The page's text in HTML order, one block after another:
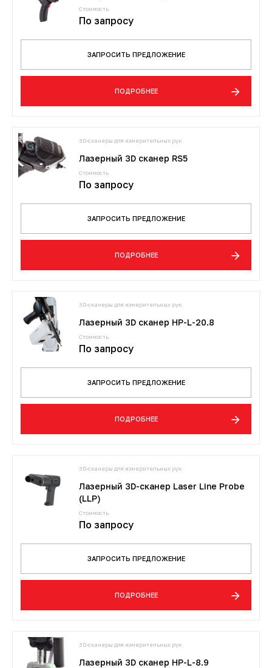
Стоимость
По запросу
ЗАПРОСИТЬ ПРЕДЛОЖЕНИЕ
ПОДРОБНЕЕ
3D-сканеры для измерительных рук
Лазерный 3D сканер RS5
Стоимость
По запросу
ЗАПРОСИТЬ ПРЕДЛОЖЕНИЕ
ПОДРОБНЕЕ
3D-сканеры для измерительных рук
Лазерный 3D сканер HP-L-20.8
Стоимость
По запросу
ЗАПРОСИТЬ ПРЕДЛОЖЕНИЕ
ПОДРОБНЕЕ
3D-сканеры для измерительных рук
Лазерный 3D-сканер Laser Line Probe
(LLP)
Стоимость
По запросу
ЗАПРОСИТЬ ПРЕДЛОЖЕНИЕ
ПОДРОБНЕЕ
3D-сканеры для измерительных рук
Лазерный 3D сканер HP-L-8.9